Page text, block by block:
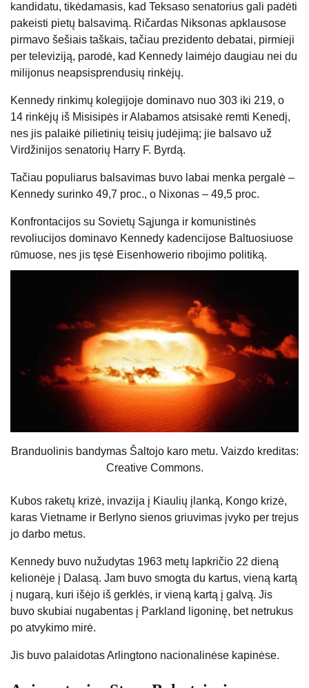
kandidatu, tikėdamasis, kad Teksaso senatorius gali padėti
pakeisti pietų balsavimą. Ričardas Niksonas apklausose
pirmavo šešiais taškais, tačiau prezidento debatai, pirmieji
per televiziją, parodė, kad Kennedy laimėjo daugiau nei du
milijonus neapsisprendusių rinkėjų.
Kennedy rinkimų kolegijoje dominavo nuo 303 iki 219, o
14 rinkėjų iš Misisipės ir Alabamos atsisakė remti Kenedį,
nes jis palaikė pilietinių teisių judėjimą; jie balsavo už
Virdžinijos senatorių Harry F. Byrdą.
Tačiau populiarus balsavimas buvo labai menka pergalė –
Kennedy surinko 49,7 proc., o Nixonas – 49,5 proc.
Konfrontacijos su Sovietų Sąjunga ir komunistinės
revoliucijos dominavo Kennedy kadencijose Baltuosiuose
rūmuose, nes jis tęsė Eisenhowerio ribojimo politiką.
Branduolinis bandymas Šaltojo karo metu. Vaizdo kreditas:
Creative Commons.
Kubos raketų krizė, invazija į Kiaulių įlanką, Kongo krizė,
karas Vietname ir Berlyno sienos griuvimas įvyko per trejus
jo darbo metus.
Kennedy buvo nužudytas 1963 metų lapkričio 22 dieną
kelionėje į Dalasą. Jam buvo smogta du kartus, vieną kartą
į nugarą, kuri išėjo iš gerklės, ir vieną kartą į galvą. Jis
buvo skubiai nugabentas į Parkland ligoninę, bet netrukus
po atvykimo mirė.
Jis buvo palaidotas Arlingtono nacionalinėse kapinėse.